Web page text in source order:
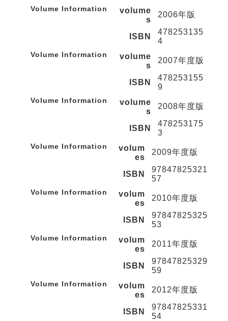
Volume Information
volume
s
2006年版
ISBN
478253135
4
Volume Information
volume
s
2007年度版
ISBN
478253155
9
Volume Information
volume
s
2008年度版
ISBN
478253175
3
Volume Information
volum
es
2009年度版
ISBN
97847825321
57
Volume Information
volum
es
2010年度版
ISBN
97847825325
53
Volume Information
volum
es
2011年度版
ISBN
97847825329
59
Volume Information
volum
es
2012年度版
ISBN
97847825331
54